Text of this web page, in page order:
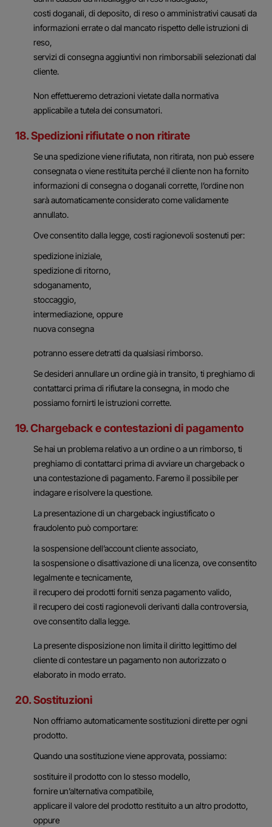
costi doganali, di deposito, di reso o amministrativi causati da
informazioni errate o dal mancato rispetto delle istruzioni di
reso,
servizi di consegna aggiuntivi non rimborsabili selezionati dal
cliente.
Non effettueremo detrazioni vietate dalla normativa
applicabile a tutela dei consumatori.
18. Spedizioni rifiutate o non ritirate
Se una spedizione viene rifiutata, non ritirata, non può essere
consegnata o viene restituita perché il cliente non ha fornito
informazioni di consegna o doganali corrette, l’ordine non
sarà automaticamente considerato come validamente
annullato.
Ove consentito dalla legge, costi ragionevoli sostenuti per:
spedizione iniziale,
spedizione di ritorno,
sdoganamento,
stoccaggio,
intermediazione, oppure
nuova consegna
potranno essere detratti da qualsiasi rimborso.
Se desideri annullare un ordine già in transito, ti preghiamo di
contattarci prima di rifiutare la consegna, in modo che
possiamo fornirti le istruzioni corrette.
19. Chargeback e contestazioni di pagamento
Se hai un problema relativo a un ordine o a un rimborso, ti
preghiamo di contattarci prima di avviare un chargeback o
una contestazione di pagamento. Faremo il possibile per
indagare e risolvere la questione.
La presentazione di un chargeback ingiustificato o
fraudolento può comportare:
la sospensione dell’account cliente associato,
la sospensione o disattivazione di una licenza, ove consentito
legalmente e tecnicamente,
il recupero dei prodotti forniti senza pagamento valido,
il recupero dei costi ragionevoli derivanti dalla controversia,
ove consentito dalla legge.
La presente disposizione non limita il diritto legittimo del
cliente di contestare un pagamento non autorizzato o
elaborato in modo errato.
20. Sostituzioni
Non offriamo automaticamente sostituzioni dirette per ogni
prodotto.
Quando una sostituzione viene approvata, possiamo:
sostituire il prodotto con lo stesso modello,
fornire un’alternativa compatibile,
applicare il valore del prodotto restituito a un altro prodotto,
oppure